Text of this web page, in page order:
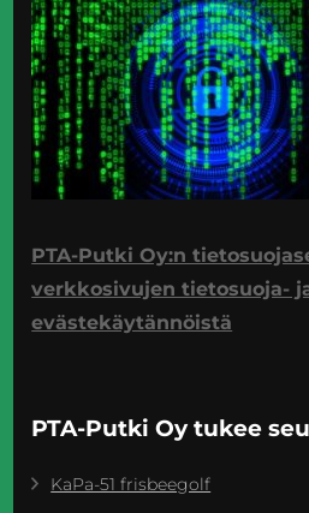
PTA-Putki Oy:n
verkkosivujen tietosuoja-
evästekäytännöistä
PTA-Putki Oy tukee
KaPa-51 frisbeegolf